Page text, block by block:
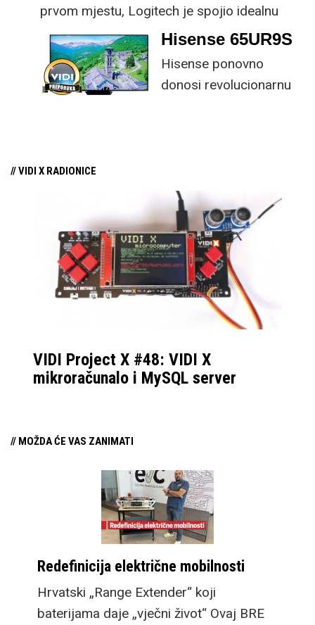
prvom mjestu, Logitech je spojio idealnu
kombinaciju tipkovnice i miša s naprednim
funkcijama.
Hisense 65UR9S
Hisense ponovno
donosi revolucionarnu
// VIDI X RADIONICE
VIDI Project X #48: VIDI X
mikroračunalo i MySQL server
// MOŽDA ĆE VAS ZANIMATI
Redefinicija električne mobilnosti
Hrvatski „Range Extender“ koji
baterijama daje „vječni život“ Ovaj BRE